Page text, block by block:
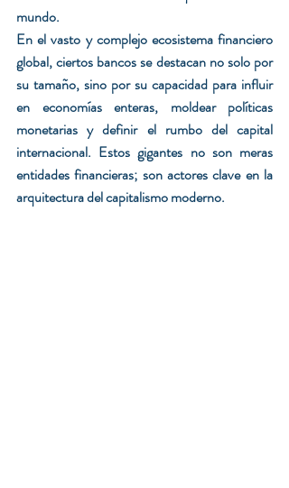
mundo.
En el vasto y complejo ecosistema financiero
global, ciertos bancos se destacan no solo por
su tamaño, sino por su capacidad para influir
en economías enteras, moldear políticas
monetarias y definir el rumbo del capital
internacional. Estos gigantes no son meras
entidades financieras; son actores clave en la
arquitectura del capitalismo moderno.